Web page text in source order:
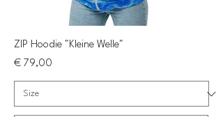
ZIP Hoodie "Kleine Welle"
Preis
€ 79,00